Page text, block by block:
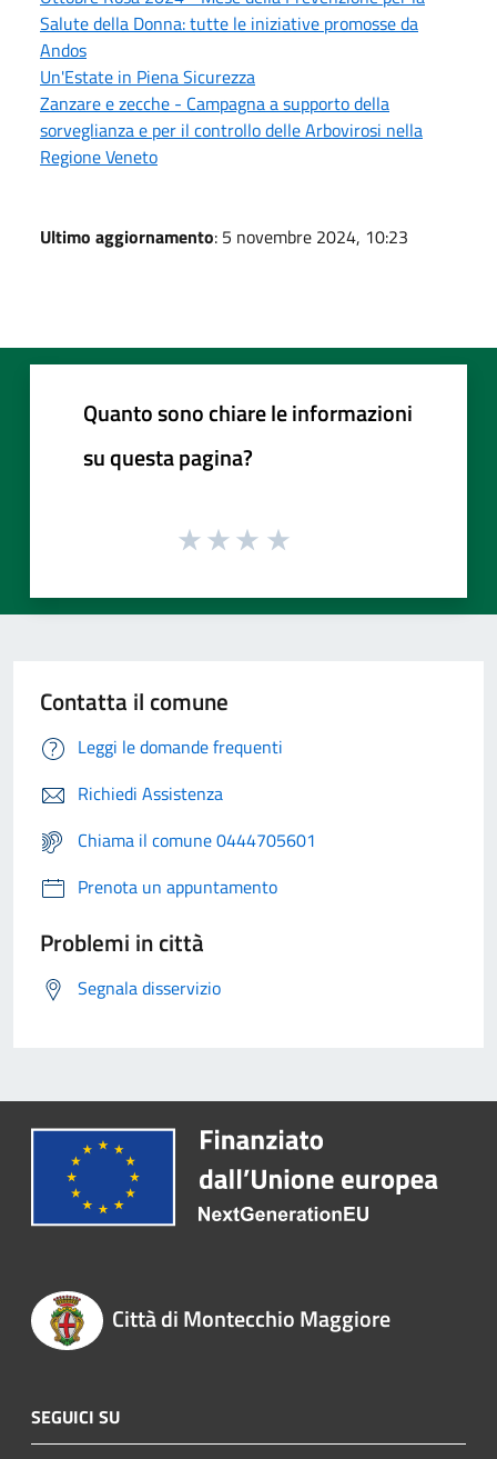
Salute della Donna: tutte le iniziative promosse da
Andos
Un'Estate in Piena Sicurezza
Zanzare e zecche - Campagna a supporto della
sorveglianza e per il controllo delle Arbovirosi nella
Regione Veneto
Ultimo aggiornamento: 5 novembre 2024, 10:23
Quanto sono chiare le informazioni
su questa pagina?
Contatta il comune
Leggi le domande frequenti
Richiedi Assistenza
Chiama il comune 0444705601
Prenota un appuntamento
Problemi in città
Segnala disservizio
Città di Montecchio Maggiore
SEGUICI SU